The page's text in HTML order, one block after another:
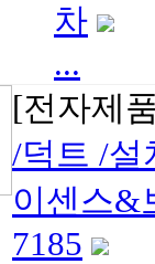
차
...
[전자제
/덕트 /설
이센스&
7185